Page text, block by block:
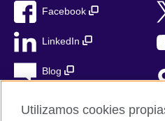
Facebook
LinkedIn
Blog
Utilizamos cookies